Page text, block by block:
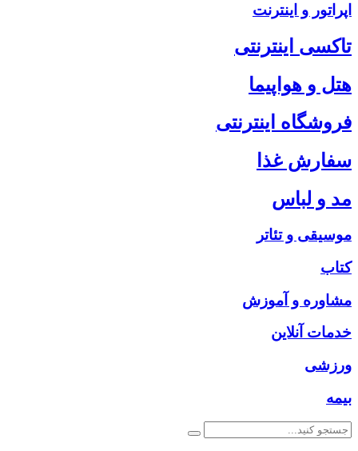
اپراتور و اینترنت
تاکسی اینترنتی
هتل و هواپیما
فروشگاه اینترنتی
سفارش غذا
مد و لباس
موسیقی و تئاتر
کتاب
مشاوره و آموزش
خدمات آنلاین
ورزشی
بیمه